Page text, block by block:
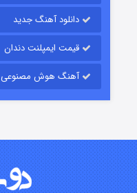
دانلود آهنگ جدید
قیمت ایمپلنت دندان
آهنگ هوش مصنوعی